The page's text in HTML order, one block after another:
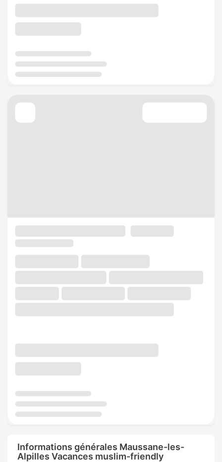
Informations générales Maussane-les-
Alpilles Vacances muslim-friendly